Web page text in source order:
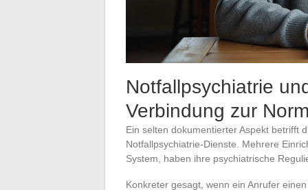
Notfallpsychiatrie
Verbindung zur
Ein selten dokumentierter Aspekt betrifft
Notfallpsychiatrie-Dienste. Mehrere
System, haben ihre psychiatrische
Konkreter gesagt, wenn ein Anrufer